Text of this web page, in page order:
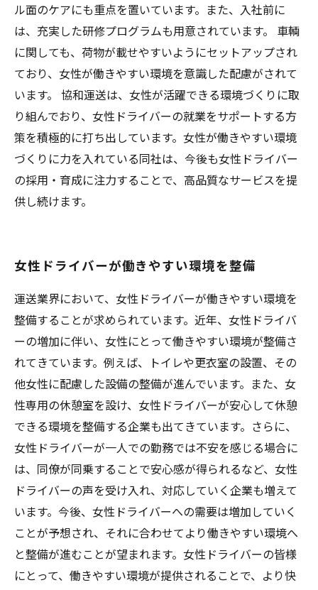
ル面のケアにも重点を置いています。また、入社前に
は、充実した研修プログラムも用意されています。 車輌
に関しても、荷物が載せやすいようにセットアップされ
ており、女性が働きやすい環境を意識した配慮がされて
います。 協和運送は、女性が活躍できる環境づくりに取
り組んでおり、女性ドライバーの就業をサポートする方
策を積極的に打ち出しています。女性が働きやすい環境
づくりに力を入れている同社は、今後も女性ドライバー
の採用・育成に注力することで、高品質なサービスを提
供し続けます。
女性ドライバーが働きやすい環境を整備
運送業界において、女性ドライバーが働きやすい環境を
整備することが求められています。近年、女性ドライバ
ーの増加に伴い、女性にとって働きやすい環境が整備さ
れてきています。例えば、トイレや更衣室の設置、その
他女性に配慮した設備の整備が進んでいます。また、女
性専用の休憩室を設け、女性ドライバーが安心して休憩
できる環境を整備する企業も出てきています。さらに、
女性ドライバーが一人での勤務では不安を感じる場合に
は、同僚が同乗することで安心感が得られるなど、女性
ドライバーの声を受け入れ、対応していく企業も増えて
います。今後、女性ドライバーへの需要は増加していく
ことが予想され、それに合わせてより働きやすい環境へ
と整備が進むことが望まれます。女性ドライバーの皆様
にとって、働きやすい環境が提供されることで、より快